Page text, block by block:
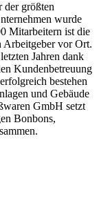
der größten
wurde
Mitarbeitern ist die
Arbeitgeber vor Ort.
Jahren dank
Kundenbetreuung
bestehen
und Gebäude
GmbH setzt
Bonbons,